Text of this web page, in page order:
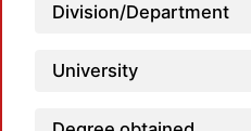
Division/Department
University